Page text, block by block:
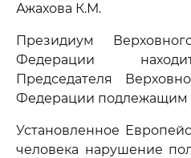
Ажахова К.М.
Президиум
Федерации
Председателя
Федерации подлежащим
Установленное
человека нарушение